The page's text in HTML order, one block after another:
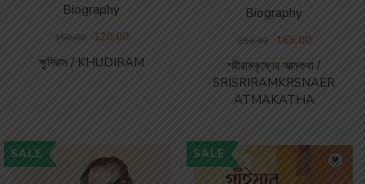
ক্ষুদিরাম / KHUDIRAM
Biography
150.00 120.00
শ্রীরামকৃষ্ণের আত্মকথা /
SRISRIRAMKRSNAER
ATMAKATHA
Biography
250.00 163.00
SALE SALE